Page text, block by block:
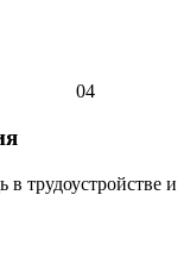
04
трудоустройстве и